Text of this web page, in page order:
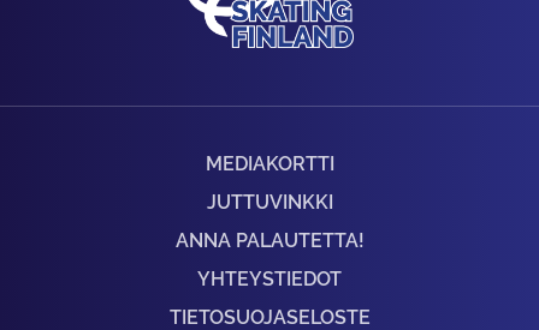
MEDIAKORTTI
JUTTUVINKKI
ANNA PALAUTETTA!
YHTEYSTIEDOT
TIETOSUOJASELOSTE